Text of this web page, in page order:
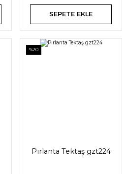
SEPETE EKLE
%20
Pırlanta Tektaş gzt224